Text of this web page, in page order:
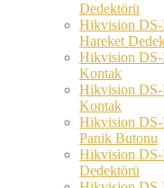
Dedektörü
Hikvision DS-
Hareket
Hikvision
Kontak
Hikvision
Kontak
Hikvision
Panik Butonu
Hikvision DS-
Dedektörü